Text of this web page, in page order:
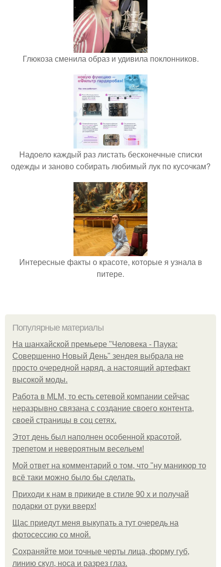
Глюкоза сменила образ и удивила поклонников.
Надоело каждый раз листать бесконечные списки
одежды и заново собирать любимый лук по кусочкам?
Интересные факты о красоте, которые я узнала в
питере.
Популярные материалы
На шанхайской премьере "Человека - Паука:
Совершенно Новый День" зендея выбрала не
просто очередной наряд, а настоящий артефакт
высокой моды.
Работа в MLM, то есть сетевой компании сейчас
неразрывно связана с создание своего контента,
своей страницы в соц сетях.
Этот день был наполнен особенной красотой,
трепетом и невероятным весельем!
Мой ответ на комментарий о том, что "ну маникюр то
всё таки можно было бы сделать.
Приходи к нам в прикиде в стиле 90 х и получай
подарки от руки вверх!
Щас приедут меня выкупать а тут очередь на
фотосессию со мной.
Сохраняйте мои точные черты лица, форму губ,
линию скул, носа и разрез глаз.